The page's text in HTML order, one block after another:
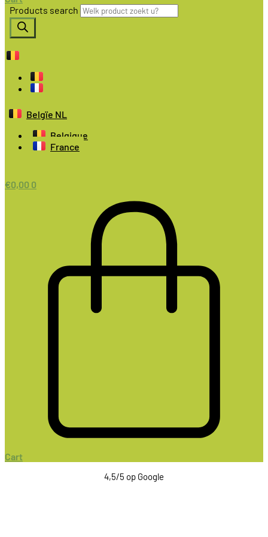
Products search
Belgïe NL
Belgique
France
€0,00 0
Cart
4,5/5 op Google